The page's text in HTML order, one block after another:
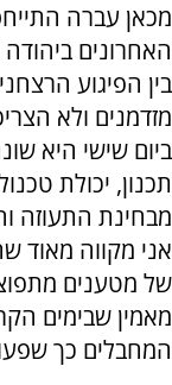
מכאן עברה
האחרונים
בין הפיגוע
מזדמנים ולא
ביום שישי היא
תכנון, יכולת
מבחינת התעוזה
אני מקווה מאוד
של מטענים
מאמין שבימים
המחבלים כך